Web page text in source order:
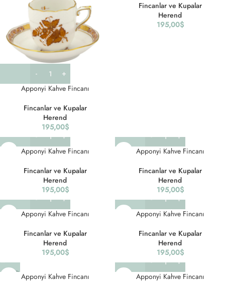
Apponyi Kahve Fincanı
Fincanlar ve Kupalar
Herend
195,00$
Fincanlar ve Kupalar
Herend
195,00$
Apponyi Kahve Fincanı
Fincanlar ve Kupalar
Herend
195,00$
Apponyi Kahve Fincanı
Fincanlar ve Kupalar
Herend
195,00$
Apponyi Kahve Fincanı
Fincanlar ve Kupalar
Herend
195,00$
Apponyi Kahve Fincanı
Fincanlar ve Kupalar
Herend
195,00$
SOLD Apponyi Kahve Fincanı
Apponyi Kahve Fincanı